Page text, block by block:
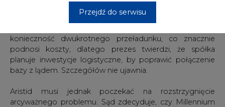
Przejdź do serwisu
konieczność dwukrotnego przeładunku, co znacznie
podnosi koszty, dlatego prezes twierdzi, że spółka
planuje inwestycje logistyczne, by poprawić połączenie
bazy z lądem. Szczegółów nie ujawnia.
Aristid musi jednak poczekać na rozstrzygnięcie
arcyważnego problemu. Sąd zdecyduje, czy Millennium